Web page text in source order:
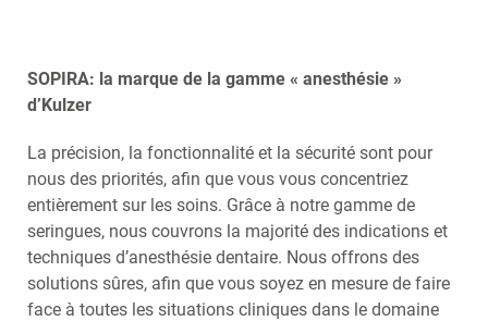
SOPIRA: la marque de la gamme « anesthésie »
d’Kulzer
La précision, la fonctionnalité et la sécurité sont pour
nous des priorités, afin que vous vous concentriez
entièrement sur les soins. Grâce à notre gamme de
seringues, nous couvrons la majorité des indications et
techniques d’anesthésie dentaire. Nous offrons des
solutions sûres, afin que vous soyez en mesure de faire
face à toutes les situations cliniques dans le domaine